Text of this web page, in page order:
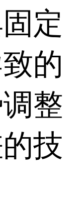
定
的
整
技